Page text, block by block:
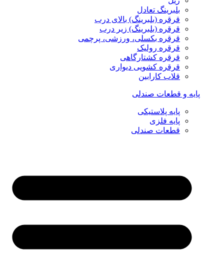
بلبرینگ تعادل
قرقره (بلبرینگ) بالای درب
قرقره (بلبرینگ) زیر درب
قرقره بکسلی، ورزشی، پرچمی
قرقره رولیک
قرقره کشتارگاهی
قرقره کشویی دیواری
قلاب کارابین
پایه و قطعات صندلی
پایه پلاستیکی
پایه فلزی
قطعات صندلی